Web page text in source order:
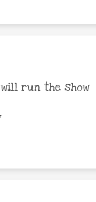
will run the show